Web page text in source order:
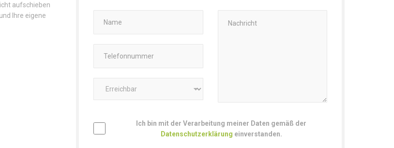
aufschieben
Ihre eigene
Ich bin mit der Verarbeitung meiner Daten gemäß der
Datenschutzerklärung einverstanden.